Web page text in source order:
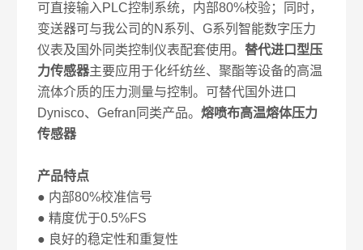
可直接输入PLC控制系统，内部80%校验；同时，
变送器可与我公司的N系列、G系列智能数字压力
仪表及国外同类控制仪表配套使用。替代进口型压
力传感器主要应用于化纤纺丝、聚酯等设备的高温
流体介质的压力测量与控制。可替代国外进口
Dynisco、Gefran同类产品。熔喷布高温熔体压力
传感器
产品特点
● 内部80%校准信号
● 精度优于0.5%FS
● 良好的稳定性和重复性